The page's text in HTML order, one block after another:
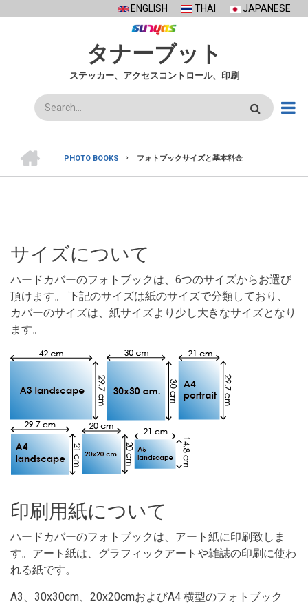
ENGLISH THAI JAPANESE
タナーブット
ステッカー、アクセスコントロール、印刷
検
索
BREADCRUMB
ー
ム
PHOTO BOOKS フォトブックサイズと基本料金
サイズについて
ハードカバーのフォトブックは、6つのサイズからお選び
頂けます。 下記のサイズは紙のサイズで分類しており、
カバーのサイズは、紙サイズより少し大きなサイズとなり
ます。
印刷用紙について
ハードカバーのフォトブックは、アート紙に印刷致しま
す。アート紙は、グラフィックアートや雑誌の印刷に使わ
れる紙です。
A3、30x30cm、20x20cmおよびA4 横型のフォトブック